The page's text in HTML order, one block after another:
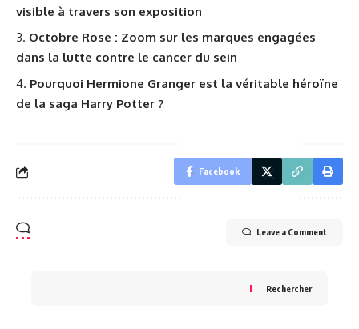
visible à travers son exposition
Octobre Rose : Zoom sur les marques engagées
dans la lutte contre le cancer du sein
Pourquoi Hermione Granger est la véritable héroïne
de la saga Harry Potter ?
Facebook
Leave a Comment
Rechercher